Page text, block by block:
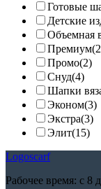
Готовые
Детские
Объемная
Премиум
Промо(2)
Снуд(4)
Шапки
Эконом(3)
Экстра(3)
Элит(15)
Logoscarf
Рабочее время: с 8